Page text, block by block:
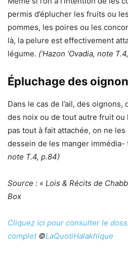
permis d’éplucher les fruits ou
pommes, les poires ou les
là, la pelure est effectivement
légume. (‘Hazon ‘Ovadia, note
Épluchage des
Dans le cas de l’ail, des
des noix ou de tout autre fruit ou
pas tout à fait attachée, on ne
dessein de les manger immédia-
note T.4, p.84)
Source : « Lois & Récits de
Box
Cliquez ici pour consulter le
complet ©LaQuotiHalakhique